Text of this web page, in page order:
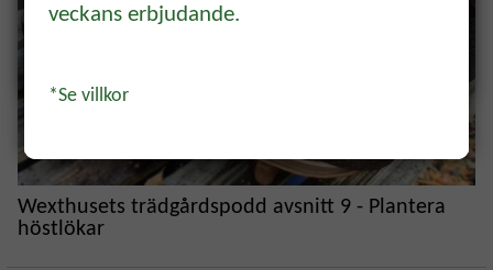
Wexthusets trädgårdspodd avsnitt 9 - Plantera
höstlökar
veckans erbjudande.
*Se villkor